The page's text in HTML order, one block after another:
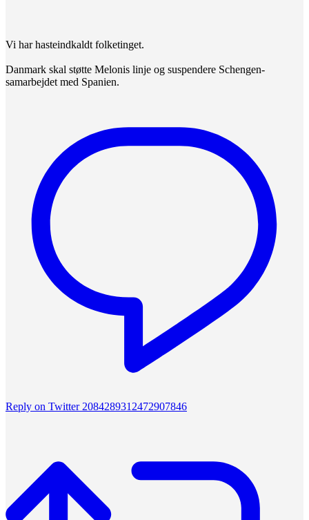
Vi har hasteindkaldt folketinget.
Danmark skal støtte Melonis linje og suspendere Schengen-
samarbejdet med Spanien.
Reply on Twitter 2084289312472907846